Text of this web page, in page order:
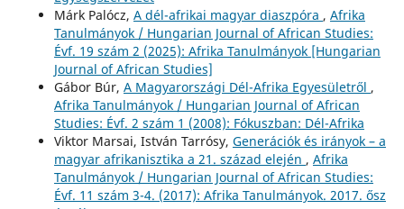
Márk Palócz, A dél-afrikai magyar diaszpóra , Afrika
Tanulmányok / Hungarian Journal of African Studies:
Évf. 19 szám 2 (2025): Afrika Tanulmányok [Hungarian
Journal of African Studies]
Gábor Búr, A Magyarországi Dél-Afrika Egyesületről ,
Afrika Tanulmányok / Hungarian Journal of African
Studies: Évf. 2 szám 1 (2008): Fókuszban: Dél-Afrika
Viktor Marsai, István Tarrósy, Generációk és irányok – a
magyar afrikanisztika a 21. század elején , Afrika
Tanulmányok / Hungarian Journal of African Studies:
Évf. 11 szám 3-4. (2017): Afrika Tanulmányok. 2017. ősz